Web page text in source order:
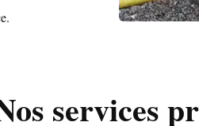
services